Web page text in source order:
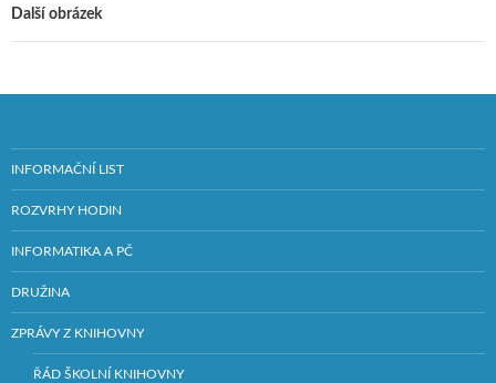
Další obrázek
INFORMAČNÍ LIST
ROZVRHY HODIN
INFORMATIKA A PČ
DRUŽINA
ZPRÁVY Z KNIHOVNY
ŘÁD ŠKOLNÍ KNIHOVNY